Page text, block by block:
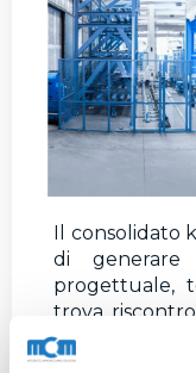
Il consolidato
di
progettuale,
trova
strutturata